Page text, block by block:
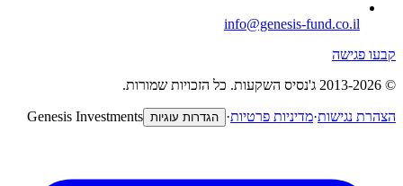
info@genesis-fund.co.il
קבעו פגישה
©
2013-2026 ג'נסיס השקעות. כל הזכויות שמורות.
הצהרת נגישות·מדיניות פרטיות· הגדרות עוגיות Genesis Investments